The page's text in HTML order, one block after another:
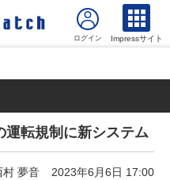
Impressサイト
転規制に新システム
村 夢音 2023年6月6日 17:00